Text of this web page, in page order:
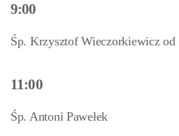
9:00
Śp. Krzysztof Wieczorkiewicz
11:00
Śp. Antoni Pawełek